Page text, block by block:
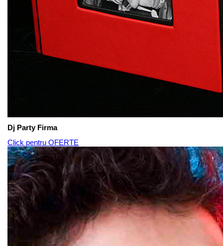
Dj Party Firma
Click pentru OFERTE